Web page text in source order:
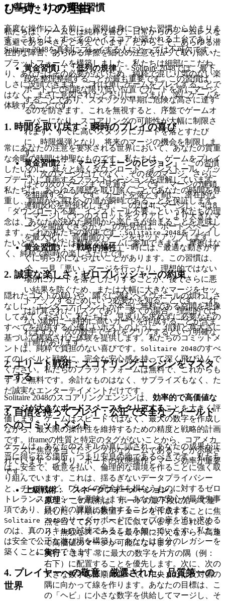
1. 基礎：3つの黄金習慣
高度な操作に入る前に、習得は身についた習慣から始まりま
す。これらは、すべてのハイスコアが築かれる土台であり、
Solitaire 2048を真剣にプレイする人にとっては不可欠です。
黄金習慣1：「低列の規律」- Solitaire 2048では、最下
段を整理整頓することが最も重要です。この習慣は、
ボード上で可能な限り低い位置でカードを常にマージ
することであり、スタックが早期に危険な高さに達す
るのを防ぎます。これを無視すると、序盤でゲームオ
ーバーになり、スコアリングの可能性が大幅に制限さ
れます。すでに高いスタックにカードを落とすたび
に、時限爆弾となり、将来のマージの機会を制限しま
す。
黄金習慣2：「マージチェーンのビジョン」 - この習慣
は、次のマージだけでなく、その後のマージ、さらに
はその次のマージまで見通すことです。マージの連鎖
を組織することです。カードを落とす前に、潜在的な
連鎖反応を可視化します。この2は4にマージし、4は8
にマージして3つのスロットをクリアし、より大きなマ
ージを開放できるか？この先見性は、ボードスペース
を最大化し、高価値のマージをセットアップします。
黄金習慣3：「戦略的犠牲」- 時には、最適な動きがす
ぐに明らかにならないことがあります。この習慣は、
今、一見「悪い」マージを行ったり、理想的ではない
場所にカードを落としたりすることが、後でさらに悪
い結果を防ぐため、または大幅に大きなマージをセッ
トアップするためにいつ必要かを知ることです。これ
は計算されたリスクであり、多くの場合、理想的では
ない場所に一時的に高いカードを作成することが含ま
れますが、次の数手でそれをクリアするという明確な
計画があります。
2. エリート戦術：スコアリングエンジンをマスタ
ーする
Solitaire 2048のスコアリングエンジンは、 効率的で高価値な
マージが大きなボードスペースをクリアすることを大きく評
価します。ゲームはスピードではなく、最大の数字を作成し
ながら、最大限の操作性を維持するための精度と戦略的計画
です。iframeの性質と特定のタグがないことから、コアメカ
ニクスに焦点を当てたシンプルなゲームであることが示唆さ
れています。つまり、ボードの状態操作とマージ効率が重要
です。
上級戦術：「スネークフォーメーション」
原理：この戦術は、ボードの最下段に沿って連
続した、昇順の数値チェーンを作成することに焦
点を当てており、ヘビに似ています。これによ
り、無駄なスペースを最小限に抑えながら、高速
で高価値のマージが可能になります。
実行：まず、常に最大の数字を片方の隅（例：
右下）に配置することを優先します。次に、次の
大きな数字を降順に並べて、中央または反対側の
隅に向かって線を作ります。あなたの目標は、こ
の「ヘビ」に小さな数字を供給してマージし、そ
ぴったりの理由
私たちは、ゲームとは純粋な喜び、日常からのシームレスな
逃避であるべきだと考えています。だからこそ、あらゆる潜
在的な障害、あらゆる摩擦を細心の注意を払って取り除いた
プラットフォームを構築しました。私たちは細部にこだわ
り、あなたはその必要がないため、純粋で混じり気のない楽
しさに没頭できます。これは単にゲームをプレイすることで
はなく、まさに意図されたとおりに、つまり、楽にゲームを
体験することです。
1. 時間を取り戻す：瞬時のプレイの喜び
常にあなたの注意を要求される世界において、あなたの貴重
な余暇の時間は神聖なものです。私たちは、ゲームをプレイ
したいのに、延々と続くダウンロード、インストール、アッ
プデートに直面するフラストレーションを理解しています。
私たちは、あらゆる障壁を取り除くことであなたの時間を尊
重し、願望から喜びへの道が瞬時であることを保証します。
「ダウンロード不要、インストール不要」という私たちの理
念は、あなたが決めた瞬間から楽しさが始まることを意味し
ます。これが私たちの約束です： Solitaire 2048をプレイし
たいとき、あなたは数秒でゲームに参加できます。摩擦はな
く、純粋で即時の楽しさだけです。
2. 誠実な楽しさ：ゼロプレッシャーの約束
隠れたコストの疑いや、隅々に潜むペイウォールの煩わしさ
なしに、エンターテイメントが本当に無料である空間を想像
してみてください。私たちは、見返りを求めずに必要なもの
すべてを提供する心優しいホストのように、信頼と寛大さに
基づいて構築された体験を提供します。私たちのコミットメ
ントは、純粋で負担のない喜びです。
Solitaire 2048のすべ
てのレベルと戦略に、完全な安心感を持って深く飛び込んで
ください。私たちのプラットフォームは無料で、これからも
ずっと無料です。余計なものはなく、サプライズもなく、た
だ誠実なエンターテイメントだけです。
3. 自信を持ってプレイ：公正で安全なフィールド
へのコミットメント
ゲームは、あなたのスキルが真に試され、あなたの成果が正
当に得られる場所、つまり安息の地であるべきです。私たち
は、安全で、敬意を払い、倫理的な環境を作ることに強く取
り組んでいます。これは、揺るぎないデータプライバシー
と、チートなど、プレイの完全性を損なうものに対するゼロ
トレランスポリシーを意味します。あなたの安心が最優先事
項であり、目の前の課題に集中することができます。
Solitaire 2048のリーダーボードでトップの座を追い求める
のは、真のスキルの試練であることを知っています。私たち
は安全で公正な遊び場を構築し、あなたは自分のレガシーを
築くことに集中できます。
4. プレイヤーへの敬意：厳選された、品質第一の
世界